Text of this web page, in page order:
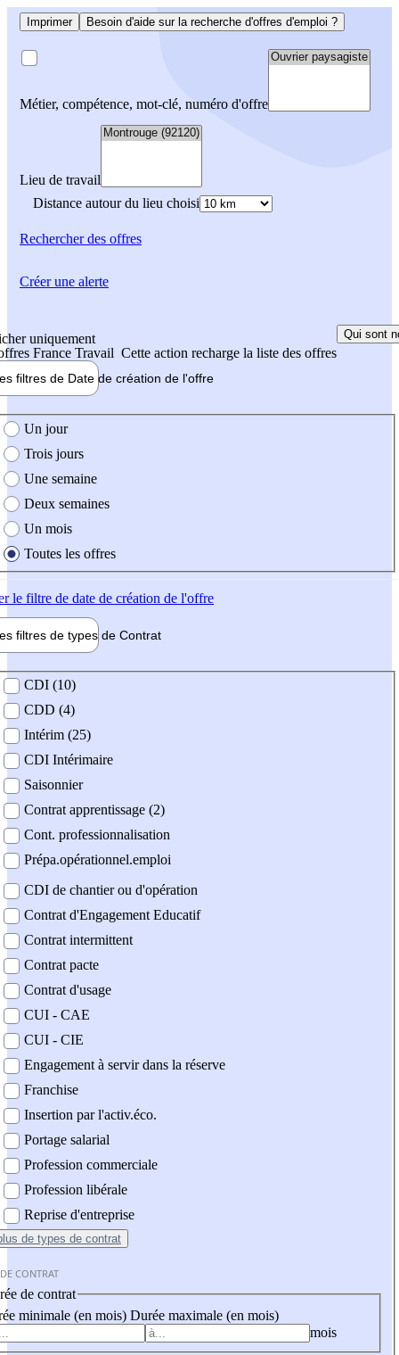
Imprimer Besoin d'aide sur la recherche d'offres d'emploi ?
Métier, compétence, mot-clé, numéro d'offre
Lieu de travail
Distance autour du lieu choisi
Rechercherdes offres
uniquement
France Travail Cette action recharge la liste des offres
Qui sont
filtres de Date de création de l'offre
création de l'offre
Un jour
Trois jours
Une semaine
Deux semaines
Un mois
Toutes les offres
le filtre de date de création de l'offre
filtres de types de Contrat
contrat
CDI (10)
CDD (4)
Intérim (25)
CDI Intérimaire
Saisonnier
Contrat apprentissage (2)
Cont. professionnalisation
Prépa.opérationnel.emploi
CDI de chantier ou d'opération
Contrat d'Engagement Educatif
Contrat intermittent
Contrat pacte
Contrat d'usage
CUI - CAE
CUI - CIE
Engagement à servir dans la réserve
Franchise
Insertion par l'activ.éco.
Portage salarial
Profession commerciale
Profession libérale
Reprise d'entreprise
de types de contrat
CONTRAT
de contrat
minimale (en mois) Durée maximale (en mois)
mois
Créer une alerte